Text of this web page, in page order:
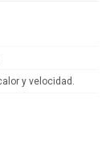
y velocidad.